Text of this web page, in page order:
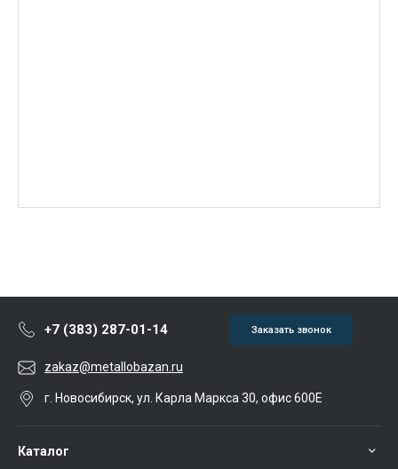
+7 (383) 287-01-14 Заказать звонок
zakaz@metallobazan.ru
г. Новосибирск, ул. Карла Маркса 30, офис 600Е
Каталог